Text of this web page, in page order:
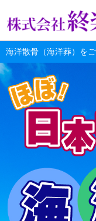
海洋散骨（海洋葬）を